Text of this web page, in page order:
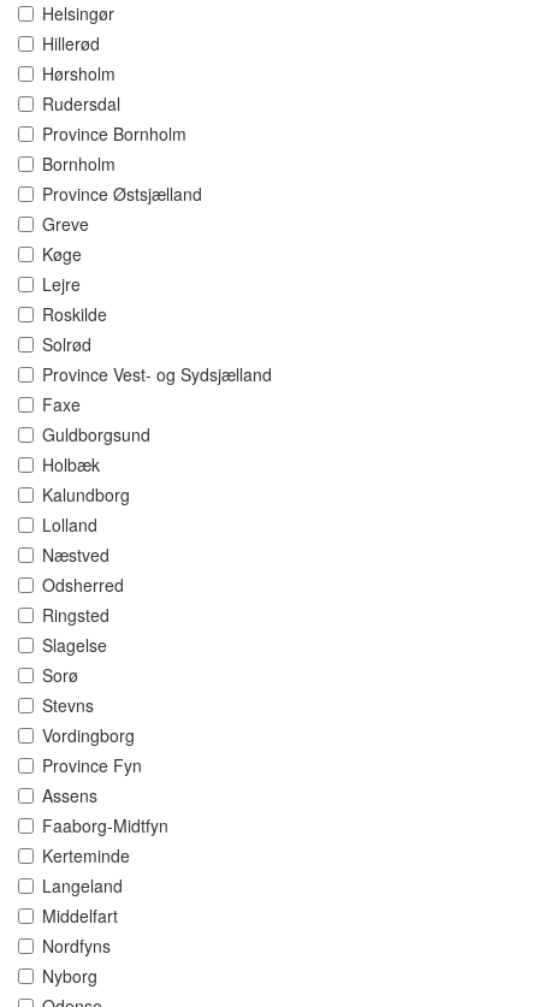
Helsingør
Hillerød
Hørsholm
Rudersdal
Province Bornholm
Bornholm
Province Østsjælland
Greve
Køge
Lejre
Roskilde
Solrød
Province Vest- og Sydsjælland
Faxe
Guldborgsund
Holbæk
Kalundborg
Lolland
Næstved
Odsherred
Ringsted
Slagelse
Sorø
Stevns
Vordingborg
Province Fyn
Assens
Faaborg-Midtfyn
Kerteminde
Langeland
Middelfart
Nordfyns
Nyborg